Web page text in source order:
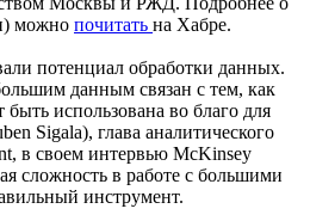
можно почитать на Хабре.
потенциал обработки данных.
данным связан с тем, как
использована во благо для
Sigala), глава аналитического
в своем интервью McKinsey
сложность в работе с большими
инструмент.